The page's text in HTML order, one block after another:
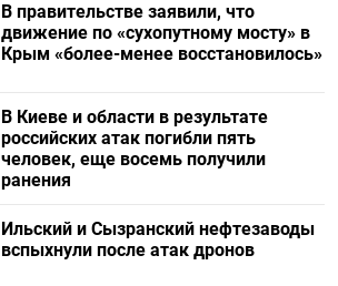
В правительстве заявили, что
движение по «сухопутному мосту» в
Крым «более-менее восстановилось»
В Киеве и области в результате
российских атак погибли пять
человек, еще восемь получили
ранения
Ильский и Сызранский нефтезаводы
вспыхнули после атак дронов